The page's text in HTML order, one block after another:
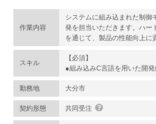
作業内容
システムに組み込まれた制御
発を担当いただきます。ハー
を通じて、製品の性能向上に
スキル
【必須】
●組み込みC言語を用いた開発
勤務地 大分市
契約形態 共同受注